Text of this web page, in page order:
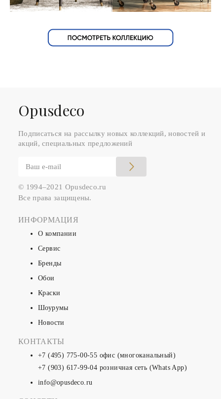
Оpusdeco
Подписаться на рассылку новых коллекций, новостей и
акций, специальных предложений
© 1994–2021 Opusdeco.ru
Все права защищены.
ИНФОРМАЦИЯ
О компании
Сервис
Бренды
Обои
Краски
Шоурумы
Новости
КОНТАКТЫ
+7 (495) 775-00-55 офис (многоканальный)
+7 (903) 617-99-04 розничная сеть (Whats App)
info@opusdeco.ru